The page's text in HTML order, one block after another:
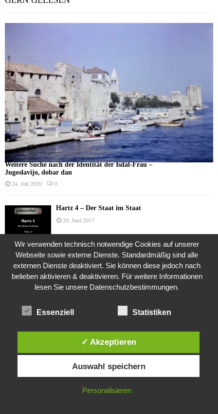
Weitere Suche nach der Identität der Isdal-Frau –
Jugoslavijo, dobar dan
24. Juli 2020 0
Hartz 4 – Der Staat im Staat
20. Juni 2017
Das Leben des Lachs
12. Oktober 2020
Die Geschichte der Kubushäuser
Diese Website verwendet Cookies. Durch die weitere Nutzung dieser
Website stimmst du der Verwendung von Cookies zu.
IN ORDNUNG
Wir verwenden technisch notwendige Cookies auf unserer
Webseite sowie externe Dienste. Standardmäßig sind alle
externen Dienste deaktiviert. Sie können diese jedoch nach
belieben aktivieren & deaktivieren. Für weitere Informationen
lesen Sie unsere Datenschutzbestimmungen.
Essenziell Statistiken
✓ Akzeptieren
Auswahl speichern
Personalisieren